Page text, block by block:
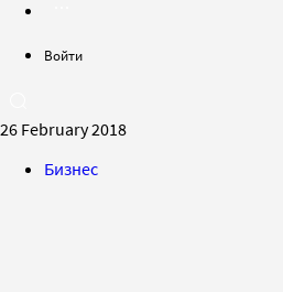
Войти
26 February 2018
Бизнес